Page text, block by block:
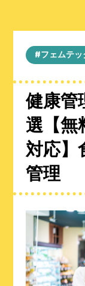
#フェムテッ
健康管
選【無
対応】
管理